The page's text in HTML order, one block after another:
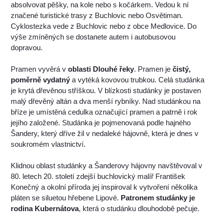
absolvovat pěšky, na kole nebo s kočárkem. Vedou k ní
značené turistické trasy z Buchlovic nebo Osvětiman.
Cyklostezka vede z Buchlovic nebo z obce Medlovice. Do
výše zmíněných se dostanete autem i autobusovou
dopravou.
Pramen vyvěrá voblasti Dlouhé řeky. Pramen ječistý,
poměrně vydatný a vytéká kovovou trubkou. Celá studánka
je krytá dřevěnou stříškou. V blízkosti studánky je postaven
malý dřevěný altán a dva menší rybníky. Nad studánkou na
bříze je umístěná cedulka označující pramen a patrně i rok
jejího založené. Studánka je pojmenovaná podle hajného
Šandery, který dříve žil v nedaleké hájovně, která je dnes v
soukromém vlastnictví.
Klidnou oblast studánky a Šanderovy hájovny navštěvoval v
80. letech 20. století zdejší buchlovický malíř František
Konečný a okolní příroda jej inspiroval k vytvoření několika
pláten se siluetou hřebene Lipové. Patronem studánky je
rodina Kubernátova, která o studánku dlouhodobě pečuje.